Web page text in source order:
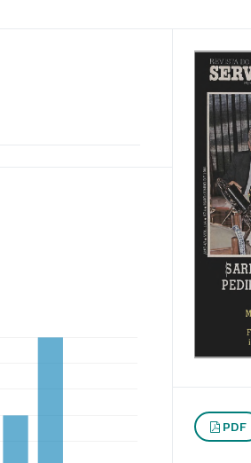
PDF